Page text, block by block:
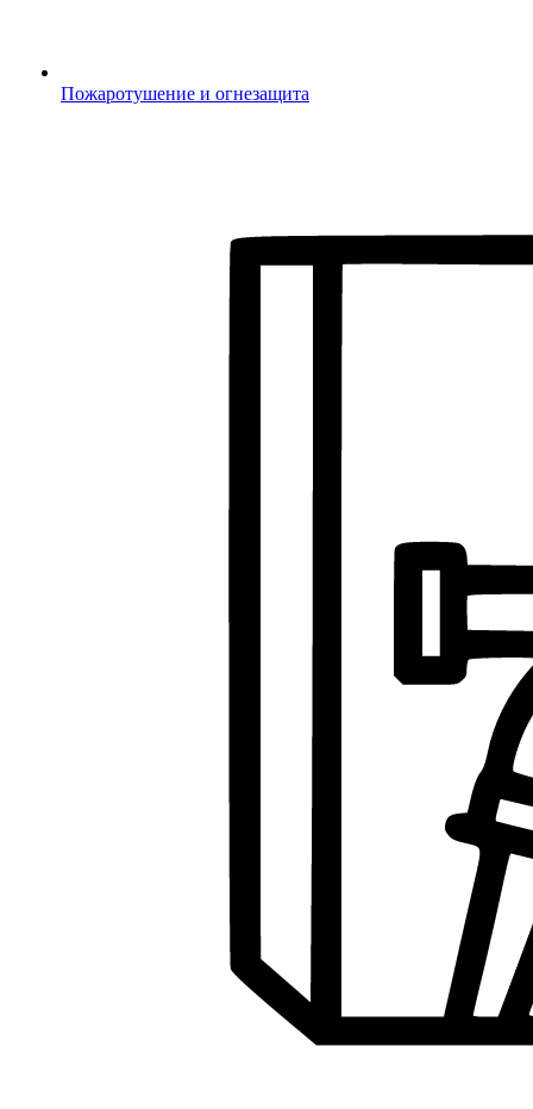
Пожаротушение и огнезащита